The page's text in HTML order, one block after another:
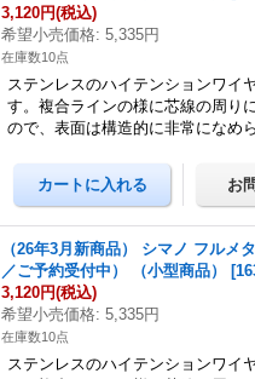
3,120円(税込)
希望小売価格: 5,335円
在庫数10点
ステンレスのハイテンションワイ
す。複合ラインの様に芯線の周り
ので、表面は構造的に非常になめ
（26年3月新商品） シマノ フルメ
／ご予約受付中） （小型商品）
[
3,120円(税込)
希望小売価格: 5,335円
在庫数10点
ステンレスのハイテンションワイ